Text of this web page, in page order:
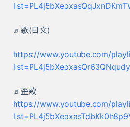
♬歌(日文)
https://www.youtube.com/
♬歪歌
https://www.youtube.com/